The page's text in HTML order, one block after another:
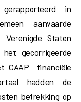
in
aanvaarde
Verenigde Staten
gecorrigeerde
GAAP financiële
hadden de
betrekking op